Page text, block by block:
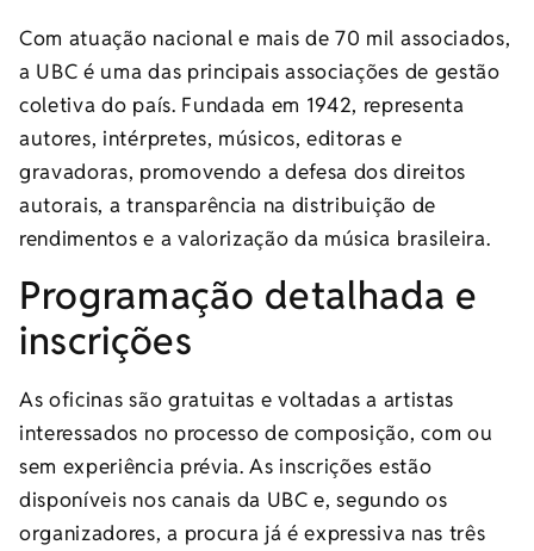
Com atuação nacional e mais de 70 mil associados,
a UBC é uma das principais associações de gestão
coletiva do país. Fundada em 1942, representa
autores, intérpretes, músicos, editoras e
gravadoras, promovendo a defesa dos direitos
autorais, a transparência na distribuição de
rendimentos e a valorização da música brasileira.
Programação detalhada e
inscrições
As oficinas são gratuitas e voltadas a artistas
interessados no processo de composição, com ou
sem experiência prévia. As inscrições estão
disponíveis nos canais da UBC e, segundo os
organizadores, a procura já é expressiva nas três